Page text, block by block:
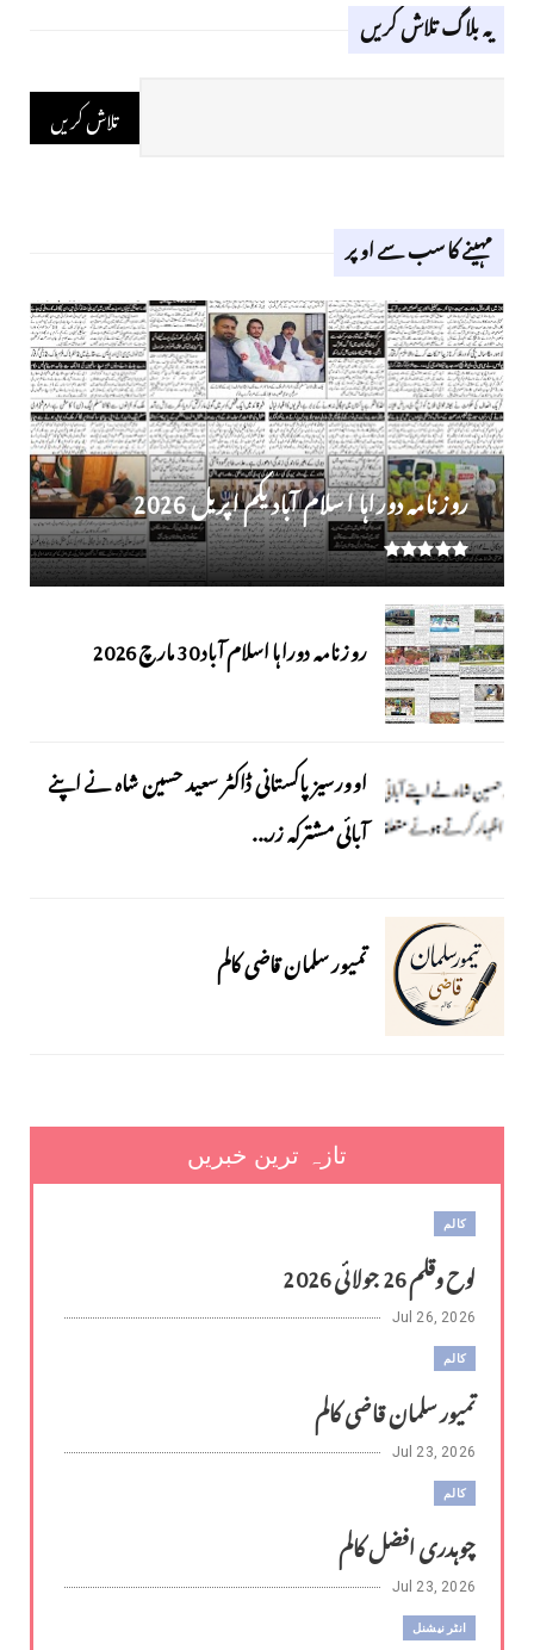
یہ بلاگ تلاش کریں
مہینے کا سب سے اوپر
روز نامہ دوراہا اسلام آباد یکم اپریل 2026
روزنامہ دوراہا اسلام آباد 30 مارچ 2026
اوورسیز پاکستانی ڈاکٹر سعید حسین شاہ نے اپنے
آبائی مشترکہ زر...
تمیور سلمان قاضی کالم
تازہ ترین خبریں
کالم
لوح وقلم 26 جولائی 2026
Jul 26, 2026
کالم
تمیور سلمان قاضی کالم
Jul 23, 2026
کالم
چوہدری افضل کالم
Jul 23, 2026
انٹر نیشنل